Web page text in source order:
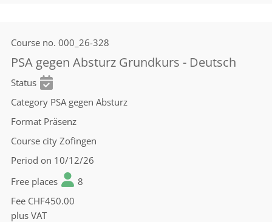
Course no. 000_26-328
PSA gegen Absturz Grundkurs - Deutsch
Status
Category PSA gegen Absturz
Format Präsenz
Course city Zofingen
Period on 10/12/26
Free places
8
Fee CHF450.00
plus VAT